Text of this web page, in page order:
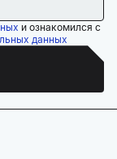
и ознакомился с
данных